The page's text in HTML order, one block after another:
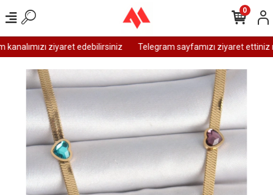
ziyaret edebilirsiniz Telegram sayfamızı ziyaret ettiniz
0